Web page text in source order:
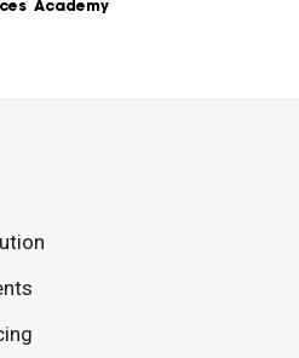
la théorie au
Nos
Academy